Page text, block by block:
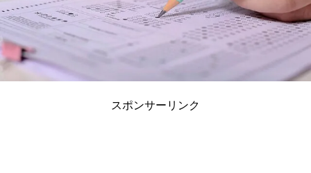
スポンサーリンク